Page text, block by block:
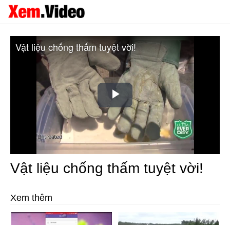
Play
Video
Vật liệu chống thấm tuyệt vời!
Vật liệu chống thấm tuyệt vời!
Xem thêm